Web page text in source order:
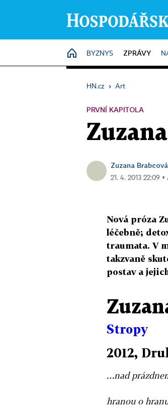
HOME
BYZNYS ZPRÁVY
HN.cz › Art
PRVNÍ KAPITOLA
Zuzana Brabcová
21. 4. 2013 22:09
Nová próza
léčebně;
traumata. V
takzvaně
postav a
Stropy
2012,
…nad
hranou o